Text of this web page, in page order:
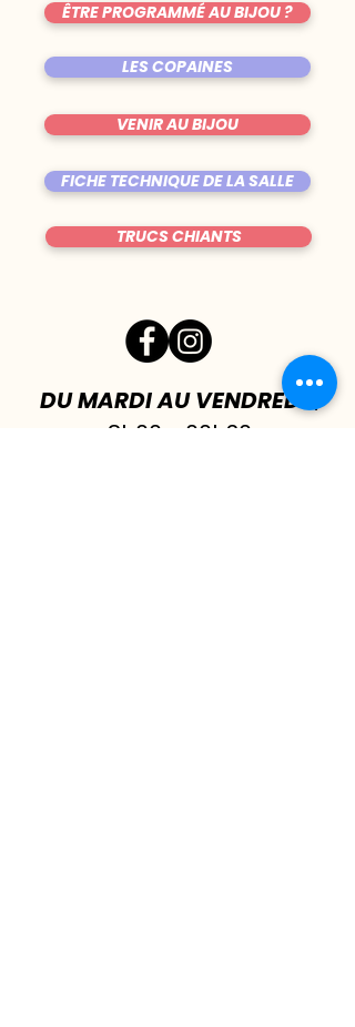
ÊTRE PROGRAMMÉ AU BIJOU ?
LES COPAINES
VENIR AU BIJOU
FICHE TECHNIQUE DE LA SALLE
TRUCS CHIANTS
DU MARDI AU VENDREDI |
8h00 - 00h30